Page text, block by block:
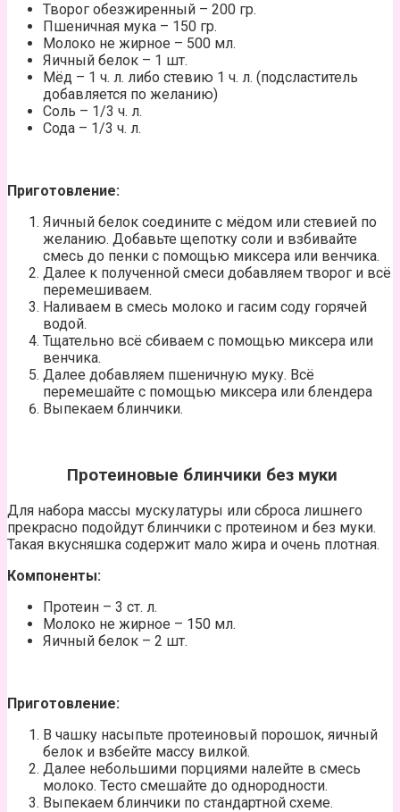
Творог обезжиренный – 200 гр.
Пшеничная мука – 150 гр.
Молоко не жирное – 500 мл.
Яичный белок – 1 шт.
Мёд – 1 ч. л. либо стевию 1 ч. л. (подсластитель
добавляется по желанию)
Соль – 1/3 ч. л.
Сода – 1/3 ч. л.
Приготовление:
Яичный белок соедините с мёдом или стевией по
желанию. Добавьте щепотку соли и взбивайте
смесь до пенки с помощью миксера или венчика.
Далее к полученной смеси добавляем творог и всё
перемешиваем.
Наливаем в смесь молоко и гасим соду горячей
водой.
Тщательно всё сбиваем с помощью миксера или
венчика.
Далее добавляем пшеничную муку. Всё
перемешайте с помощью миксера или блендера
Выпекаем блинчики.
Протеиновые блинчики без муки
Для набора массы мускулатуры или сброса лишнего
прекрасно подойдут блинчики с протеином и без муки.
Такая вкусняшка содержит мало жира и очень плотная.
Компоненты:
Протеин – 3 ст. л.
Молоко не жирное – 150 мл.
Яичный белок – 2 шт.
Приготовление:
В чашку насыпьте протеиновый порошок, яичный
белок и взбейте массу вилкой.
Далее небольшими порциями налейте в смесь
молоко. Тесто смешайте до однородности.
Выпекаем блинчики по стандартной схеме.